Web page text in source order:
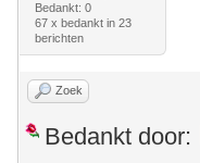
Bedankt: 0
67 x bedankt in 23
berichten
Zoek
Bedankt door: